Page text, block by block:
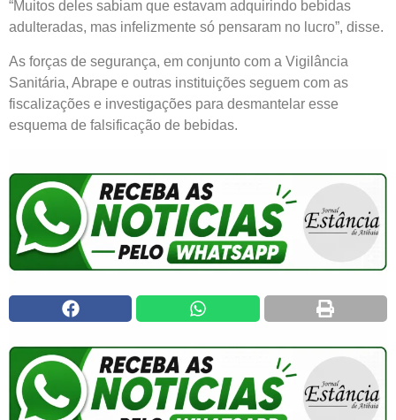
“Muitos deles sabiam que estavam adquirindo bebidas
adulteradas, mas infelizmente só pensaram no lucro”, disse.
As forças de segurança, em conjunto com a Vigilância
Sanitária, Abrape e outras instituições seguem com as
fiscalizações e investigações para desmantelar esse
esquema de falsificação de bebidas.